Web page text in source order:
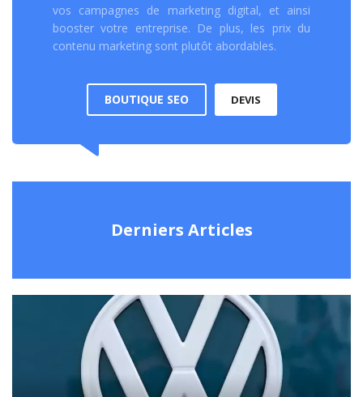
vos campagnes de marketing digital, et ainsi
booster votre entreprise. De plus, les prix du
contenu marketing sont plutôt abordables.
BOUTIQUE SEO DEVIS
Derniers Articles